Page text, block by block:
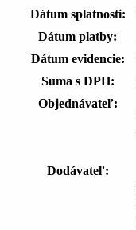
Dátum splatnosti:
Dátum platby:
Dátum evidencie:
Suma s DPH:
Objednávateľ:
Dodávateľ: